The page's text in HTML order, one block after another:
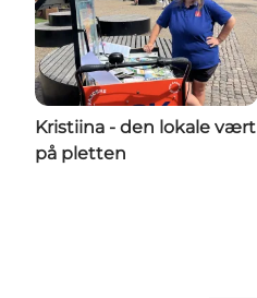
Kristiina - den lokale vært
på pletten